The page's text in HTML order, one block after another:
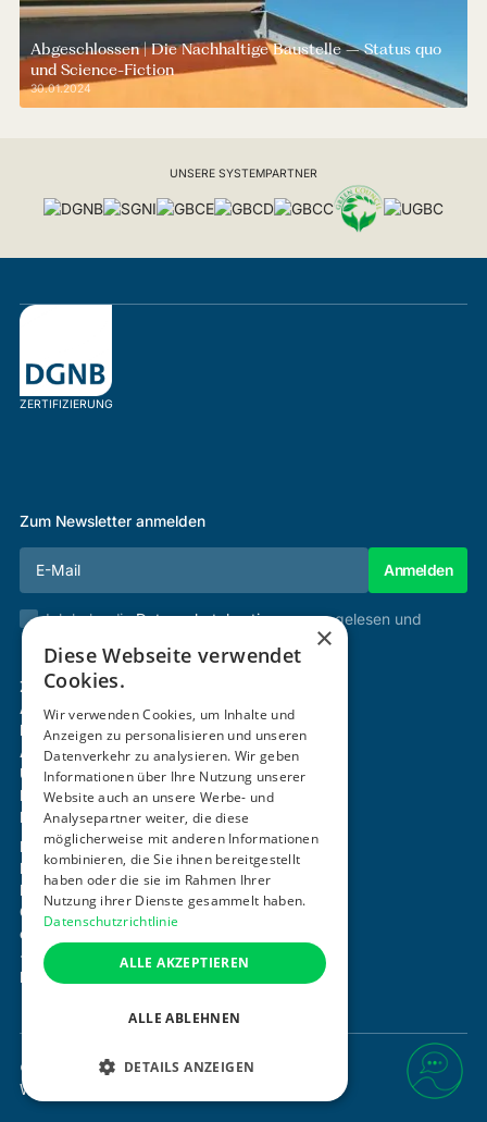
Abgeschlossen | Die Nachhaltige Baustelle – Status quo
und Science-Fiction
30.01.2024
UNSERE SYSTEMPARTNER
ZERTIFIZIERUNG
Zum Newsletter anmelden
Ich habe dieDatenschutzbestimmungengelesen und
Zertifizierung & Verifikation
Akademie
Mitgliedschaft
Aktivitäten
Über uns
Login
Kontakt
Impressum
Datenschutz
Barrierefreiheitserklärung
Cookie-Einstellungen anpassen
office@ogni.at
+43 664 15 63 507
Mayerhofgasse 1 / 22, 1040 Wien
©
. Alle Rechte vorbehalten.
Website von
×
Diese Webseite verwendet
Cookies.
Wir verwenden Cookies, um Inhalte und
Anzeigen zu personalisieren und unseren
Datenverkehr zu analysieren. Wir geben
Informationen über Ihre Nutzung unserer
Website auch an unsere Werbe- und
Analysepartner weiter, die diese
möglicherweise mit anderen Informationen
kombinieren, die Sie ihnen bereitgestellt
haben oder die sie im Rahmen Ihrer
Nutzung ihrer Dienste gesammelt haben.
Datenschutzrichtlinie
ALLE AKZEPTIEREN
ALLE ABLEHNEN
DETAILS ANZEIGEN